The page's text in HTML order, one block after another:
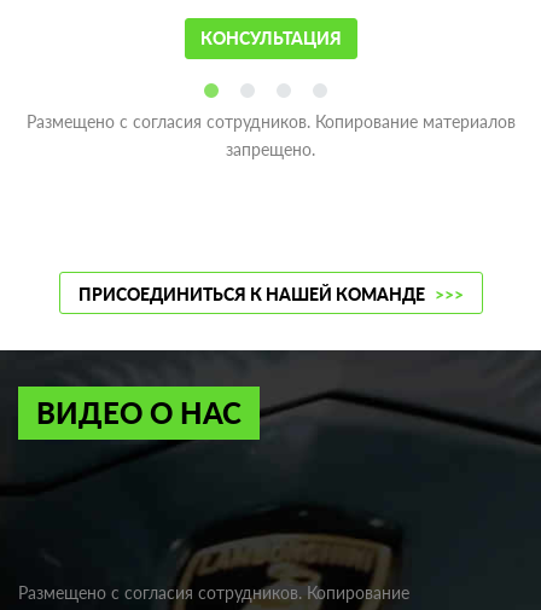
КОНСУЛЬТАЦИЯ
Размещено с согласия сотрудников. Копирование материалов
запрещено.
ПРИСОЕДИНИТЬСЯ К НАШЕЙ КОМАНДЕ >>>
ВИДЕО О НАС
Размещено с согласия сотрудников. Копирование